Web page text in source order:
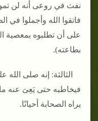
نفث في روعى أنه لن
فاتقوا الله وأجملوا في
على أن تطلبوه بمعصية
بطاعته‏)‏‏.‏
الثالثة‏:‏ إنه صلى
فيخاطبه حتى يَعِىَ عنه
يراه الصحابة أحيانًا‏.‏